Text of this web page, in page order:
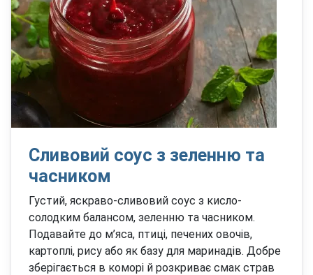
Сливовий соус з зеленню та
часником
Густий, яскраво-сливовий соус з кисло-
солодким балансом, зеленню та часником.
Подавайте до м’яса, птиці, печених овочів,
картоплі, рису або як базу для маринадів. Добре
зберігається в коморі й розкриває смак страв